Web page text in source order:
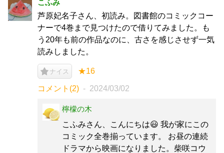
こふみ
芦原妃名子さん、初読み。図書館のコミックコー
ナーで4巻まで見つけたので借りてみました。も
う20年も前の作品なのに、古さを感じさせず一気
読みしました。
ナイス ★16
コメント(2) 2024/03/02
檸檬の木
こふみさん、こんにちは😃 我が家にこの
コミック全巻揃っています。 お昼の連続
ドラマから映画になりました。柴咲コウ